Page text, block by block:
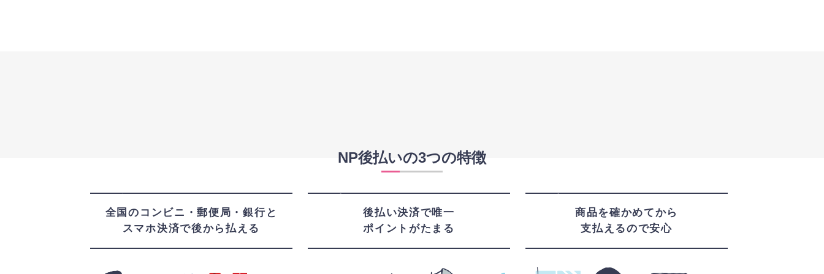
NP後払いの3つの特徴
point1
全国のコンビニ・郵便局・銀行と
スマホ決済で後から払える
2
後払い決済で唯一
ポイントがたまる
3
商品を確かめてから
支払えるので安心